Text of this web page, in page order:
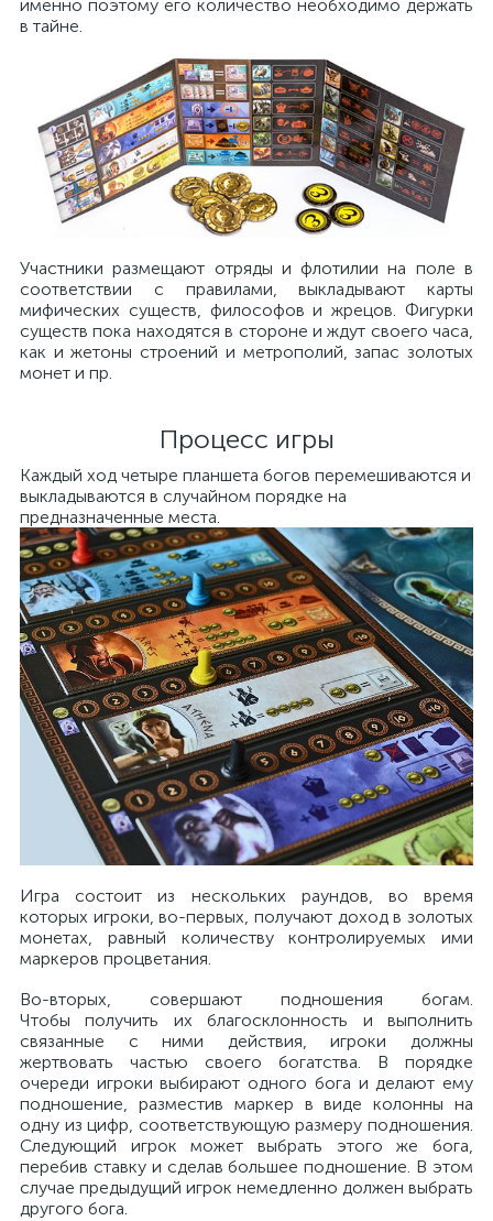
именно поэтому его количество необходимо держать
в тайне.
Участники размещают отряды и флотилии на поле в
соответствии с правилами, выкладывают карты
мифических существ, философов и жрецов. Фигурки
существ пока находятся в стороне и ждут своего часа,
как и жетоны строений и метрополий, запас золотых
монет и пр.
Процесс игры
Каждый ход четыре планшета богов перемешиваются и
выкладываются в случайном порядке на
предназначенные места.
Игра состоит из нескольких раундов, во время
которых игроки, во-первых, получают доход в золотых
монетах, равный количеству контролируемых ими
маркеров процветания.
Во-вторых, совершают подношения богам.
Чтобы получить их благосклонность и выполнить
связанные с ними действия, игроки должны
жертвовать частью своего богатства. В порядке
очереди игроки выбирают одного бога и делают ему
подношение, разместив маркер в виде колонны на
одну из цифр, соответствующую размеру подношения.
Следующий игрок может выбрать этого же бога,
перебив ставку и сделав большее подношение. В этом
случае предыдущий игрок немедленно должен выбрать
другого бога.